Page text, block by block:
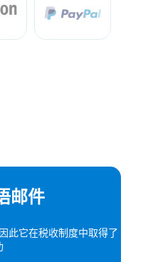
邮件
此它在税收制度中取得了